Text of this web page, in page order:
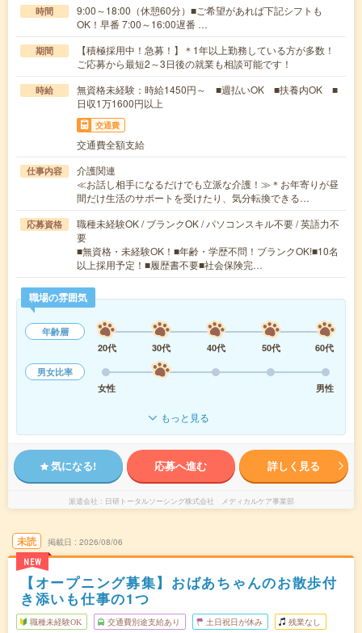
時間
9:00～18:00（休憩60分）■ご希望があれば下記シフトも
OK！早番 7:00～16:00遅番 …
期間
【積極採用中！急募！】＊1年以上勤務している方が多数！
ご応募から最短2～3日後の就業も相談可能です！
時給
無資格未経験：時給1450円～ ■週払いOK ■扶養内OK ■
日収1万1600円以上
交通費
交通費全額支給
仕事内容
介護関連
≪お話し相手になるだけでも立派な介護！≫＊お年寄りが昼
間だけ生活のサポートを受けたり、気分転換できる…
応募資格
職種未経験OK / ブランクOK / パソコンスキル不要 / 英語力不
要
■無資格・未経験OK！■年齢・学歴不問！ブランクOK!■10名
以上採用予定！■履歴書不要■社会保険完…
職場の雰囲気
年齢層
20代
30代 40代 50代
60代
男女比率
女性
男性
もっと見る
気になる! 応募へ進む 詳しく見る
派遣会社 日研トータルソーシング株式会社 メディカルケア事業部
未読
NEW
掲載日 2026/08/06
【オープニング募集】おばあちゃんのお散歩付
き添いも仕事の1つ
職種未経験OK 交通費別途支給あり 土日祝日が休み 残業なし